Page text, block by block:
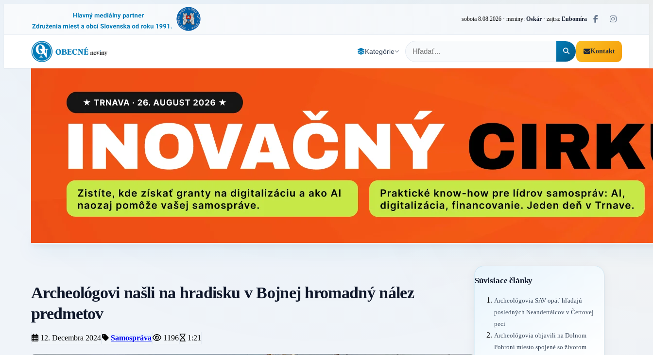
sobota 8.08.2026 · meniny: Oskár · zajtra: Ľubomíra
Kategórie Kontakt
Archeológovi našli na hradisku v Bojnej hromadný nález
predmetov
12. Decembra 2024 Samospráva 1196 1:21
Súvisiace články
Archeológovia SAV opäť hľadajú
posledných Neandertálcov v Čertovej
peci
Archeológovia objavili na Dolnom
Pohroní miesto spojené so životom